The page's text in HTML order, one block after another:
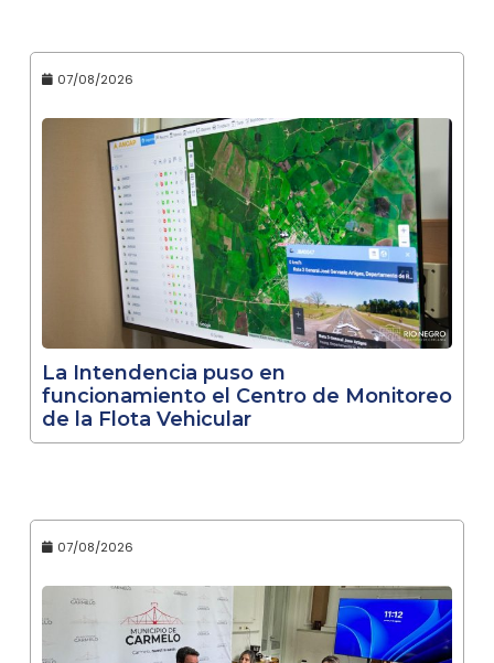
07/08/2026
La Intendencia puso en
funcionamiento el Centro de Monitoreo
de la Flota Vehicular
07/08/2026